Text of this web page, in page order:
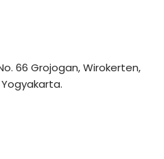
66 Grojogan, Wirokerten,